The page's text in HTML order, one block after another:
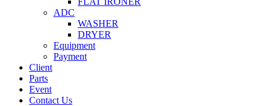
ADC
WASHER
DRYER
Equipment
Payment
Client
Parts
Event
Contact Us